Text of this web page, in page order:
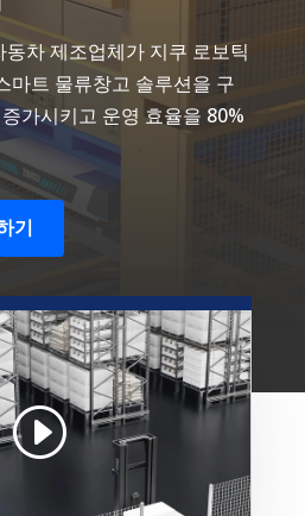
차 제조업체가 지쿠 로보틱
마트 물류창고 솔루션을 구
가시키고 운영 효율을 80%
기